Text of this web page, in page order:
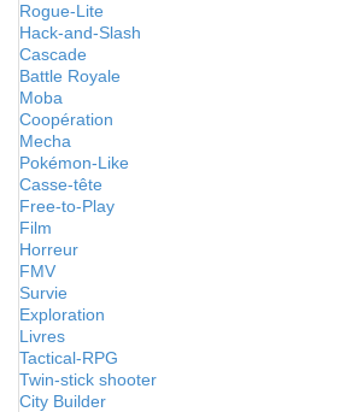
Rogue-Lite
Hack-and-Slash
Cascade
Battle Royale
Moba
Coopération
Mecha
Pokémon-Like
Casse-tête
Free-to-Play
Film
Horreur
FMV
Survie
Exploration
Livres
Tactical-RPG
Twin-stick shooter
City Builder